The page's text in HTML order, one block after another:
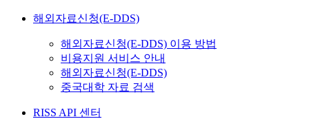
해외자료신청(E-DDS)
해외자료신청(E-DDS) 이용 방법
비용지원 서비스 안내
해외자료신청(E-DDS)
중국대학 자료 검색
RISS API 센터